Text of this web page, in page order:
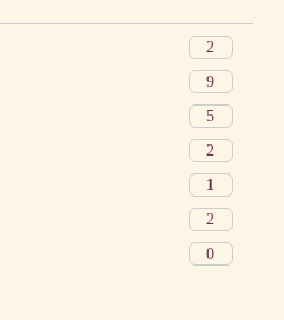
2
9
5
2
1
2
0